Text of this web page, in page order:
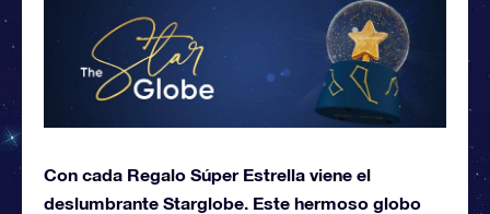
Con cada Regalo Súper Estrella viene el
deslumbrante Starglobe. Este hermoso globo